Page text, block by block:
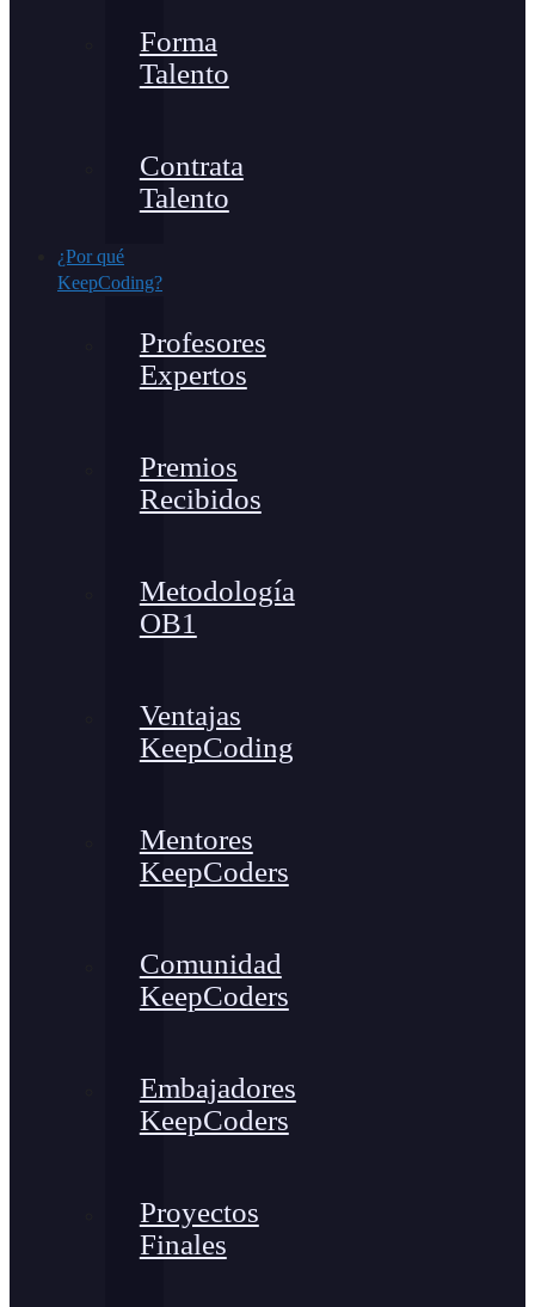
Forma
Talento
Contrata
Talento
¿Por qué
KeepCoding?
Profesores
Expertos
Premios
Recibidos
Metodología
OB1
Ventajas
KeepCoding
Mentores
KeepCoders
Comunidad
KeepCoders
Embajadores
KeepCoders
Proyectos
Finales